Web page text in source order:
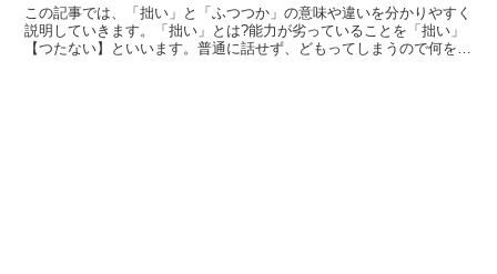
この記事では、「拙い」と「ふつつか」の意味や違いを分かりやすく
説明していきます。「拙い」とは?能力が劣っていることを「拙い」
【つたない】といいます。普通に話せず、どもってしまうので何を言